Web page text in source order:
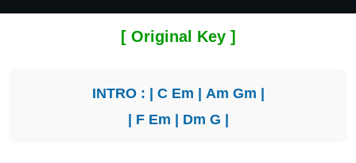
[ Original Key ]
INTRO : | C Em | Am Gm |
| F Em | Dm G |